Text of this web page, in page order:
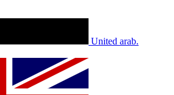
United arab.